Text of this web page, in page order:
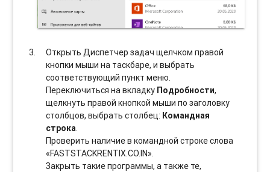
Открыть Диспетчер задач щелчком правой
кнопки мыши на таскбаре, и выбрать
соотвeтствующий пункт меню.
Переключиться на вкладку Подробности,
щелкнуть правой кнопкой мыши по заголовку
столбцов, выбрать столбец: Командная
строка.
Проверить наличие в командной строке слова
«FASTSTACKRENTIX.CO.IN».
Закрыть такие программы, а также те,